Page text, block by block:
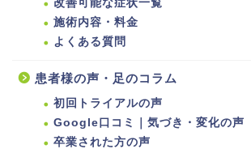
改善可能な症状一覧
施術内容・料金
よくある質問
患者様の声・足のコラム
初回トライアルの声
Google口コミ｜気づき・変化の声
卒業された方の声